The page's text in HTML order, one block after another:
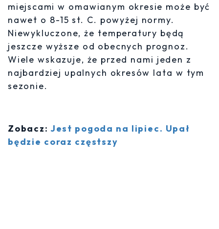
miejscami w omawianym okresie może być
nawet o 8-15 st. C. powyżej normy.
Niewykluczone, że temperatury będą
jeszcze wyższe od obecnych prognoz.
Wiele wskazuje, że przed nami jeden z
najbardziej upalnych okresów lata w tym
sezonie.
Zobacz: Jest pogoda na lipiec. Upał
będzie coraz częstszy